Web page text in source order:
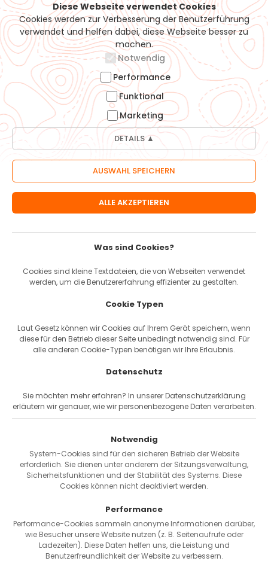
Support / Hotline
07161-5050815
info@moehrle-bikes.de
Möhrle-Bikes GmbH
Heininger Str. 40
73037 Göppingen
Informationen
Öffnungszeiten
Über uns
Widerrufsbelehrung
Impressum
Datenschutz
Service
Firmen Flottenkauf
Pendler-Sparrechner
Ratgeber
Kontakt
Passwort vergessen
Versand & Zahlung
Diese Webseite verwendet Cookies
Cookies werden zur Verbesserung der Benutzerführung
verwendet und helfen dabei, diese Webseite besser zu
machen.
Notwendig
Performance
Funktional
Marketing
DETAILS ▲
Was sind Cookies?
Cookies sind kleine Textdateien, die von Webseiten verwendet
werden, um die Benutzererfahrung effizienter zu gestalten.
Cookie Typen
Laut Gesetz können wir Cookies auf Ihrem Gerät speichern, wenn
diese für den Betrieb dieser Seite unbedingt notwendig sind. Für
alle anderen Cookie-Typen benötigen wir Ihre Erlaubnis.
Datenschutz
Sie möchten mehr erfahren? In unserer Datenschutzerklärung
erläutern wir genauer, wie wir personenbezogene Daten verarbeiten.
Notwendig
System-Cookies sind für den sicheren Betrieb der Website
erforderlich. Sie dienen unter anderem der Sitzungsverwaltung,
Sicherheitsfunktionen und der Stabilität des Systems. Diese
Cookies können nicht deaktiviert werden.
Performance
Performance-Cookies sammeln anonyme Informationen darüber,
wie Besucher unsere Website nutzen (z. B. Seitenaufrufe oder
Ladezeiten). Diese Daten helfen uns, die Leistung und
Benutzerfreundlichkeit der Website zu verbessern.